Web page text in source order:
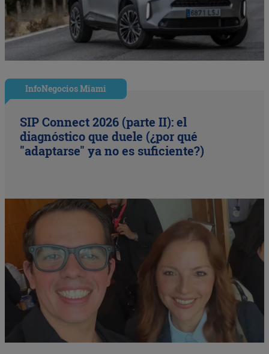
InfoNegocios Miami
SIP Connect 2026 (parte II): el
diagnóstico que duele (¿por qué
"adaptarse" ya no es suficiente?)